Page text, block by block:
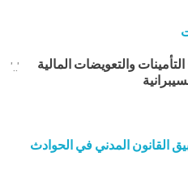
والتعويضات المالية
'..'
القانون المدني في الحوادث